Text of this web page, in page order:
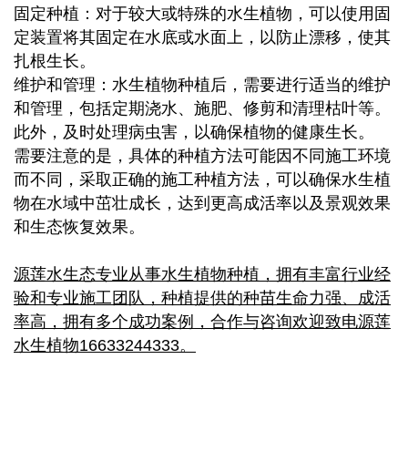
固定种植： 对于较大或特殊的水生植物，可以使用固
定装置将其固定在水底或水面上，以防止漂移，使其
扎根生长。
维护和管理：水生植物种植后，需要进行适当的维护
和管理，包括定期浇水、施肥、修剪和清理枯叶等。
此外，及时处理病虫害，以确保植物的健康生长。
需要注意的是，具体的种植方法可能因不同施工环境
而不同，采取正确的施工种植方法，可以确保水生植
物在水域中茁壮成长，达到更高成活率以及景观效果
和生态恢复效果。
源莲水生态专业从事水生植物种植，拥有丰富行业经
验和专业施工团队，种植提供的种苗生命力强、成活
率高，拥有多个成功案例，合作与咨询欢迎致电源莲
水生植物16633244333。